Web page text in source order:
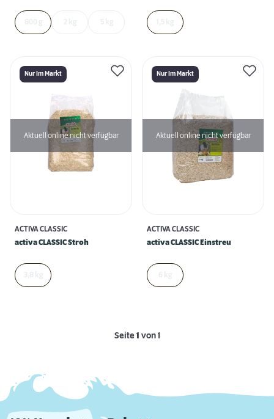
Nur Im Markt
Aktuell online nicht verfügbar
ACTIVA CLASSIC
activa CLASSIC Stroh
Nur Im Markt
Aktuell online nicht verfügbar
ACTIVA CLASSIC
activa CLASSIC Einstreu
Seite1 von 1